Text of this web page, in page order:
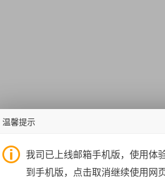
温馨提示
我司已上线邮箱手机版，使用体
到手机版，点击取消继续使用网